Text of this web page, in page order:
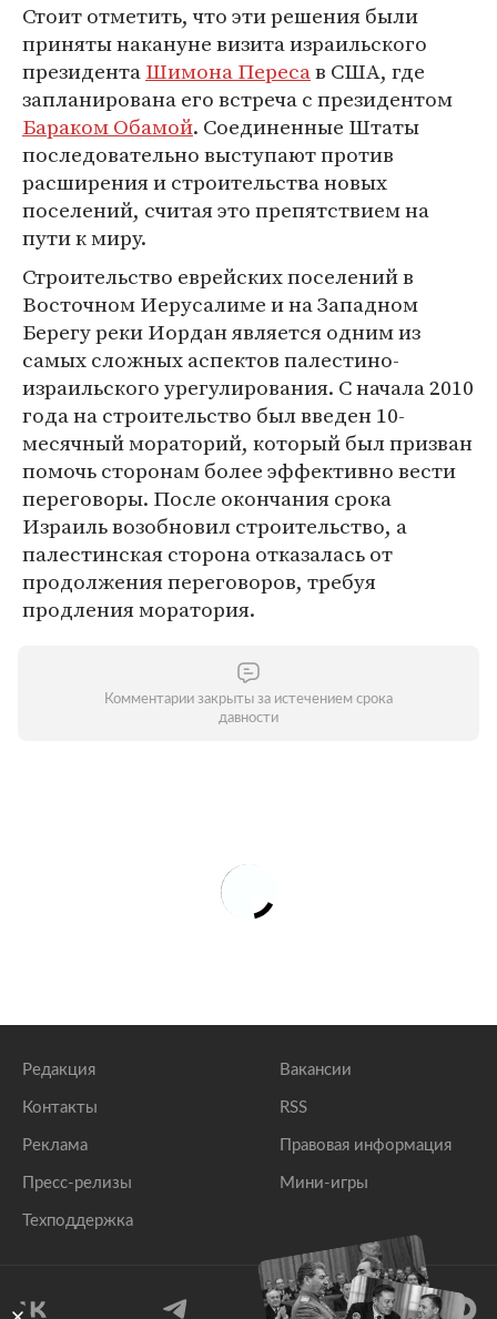
Стоит отметить, что эти решения были
приняты накануне визита израильского
президентаШимона Пересав США, где
запланирована его встреча с президентом
Бараком Обамой. Соединенные Штаты
последовательно выступают против
расширения и строительства новых
поселений, считая это препятствием на
пути к миру.
Строительство еврейских поселений в
Восточном Иерусалиме и на Западном
Берегу реки Иордан является одним из
самых сложных аспектов палестино-
израильского урегулирования. С начала 2010
года на строительство был введен 10-
месячный мораторий, который был призван
помочь сторонам более эффективно вести
переговоры. После окончания срока
Израиль возобновил строительство, а
палестинская сторона отказалась от
продолжения переговоров, требуя
продления моратория.
Комментарии закрыты за истечением срока
давности
Редакция
Контакты
Реклама
Пресс-релизы
Техподдержка
Вакансии
RSS
Правовая информация
Мини-игры